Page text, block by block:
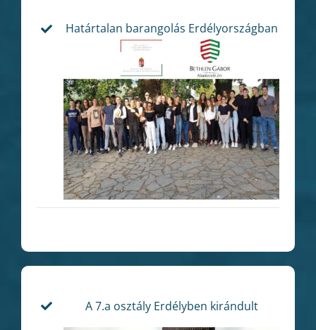
Határtalan barangolás Erdélyországban
A 7.a osztály Erdélyben kirándult